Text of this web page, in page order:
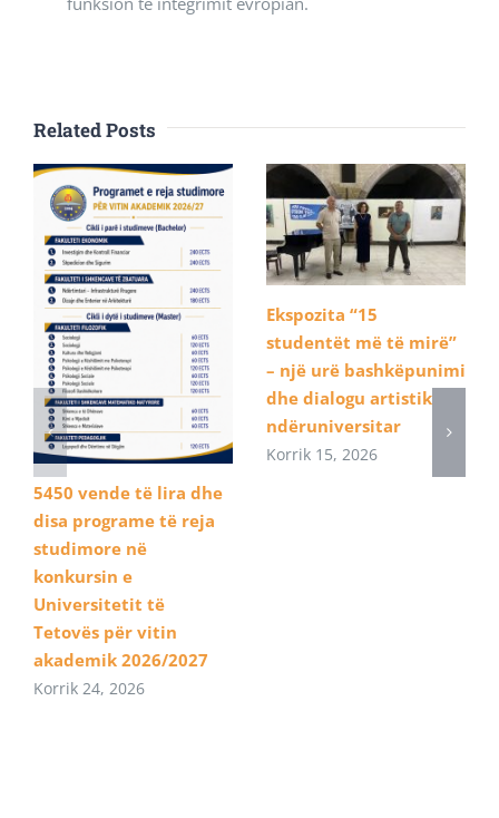
Related Posts
5450 vende të lira dhe
disa programe të reja
studimore në
konkursin e
Universitetit të
Tetovës për vitin
akademik 2026/2027
Korrik 24, 2026
Ekspozita “15
studentët më të mirë”
– një urë bashkëpunimi
dhe dialogu artistik
ndëruniversitar
Korrik 15, 2026